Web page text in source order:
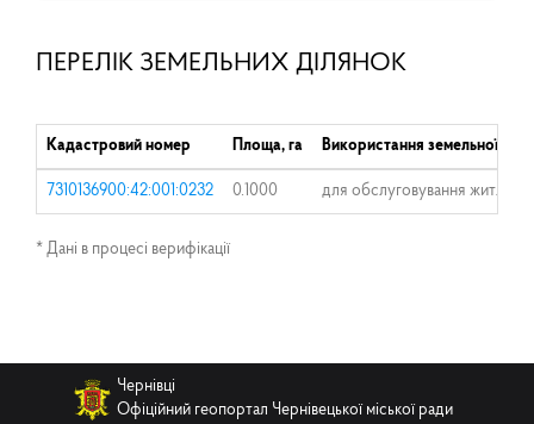
ПЕРЕЛІК ЗЕМЕЛЬНИХ ДІЛЯНОК
Кадастровий номер Площа, га Використання земельної
7310136900:42:001:0232 0.1000 для обслуговування
* Дані в процесі верифікації
Чернівці
Офіційний геопортал Чернівецької міської ради